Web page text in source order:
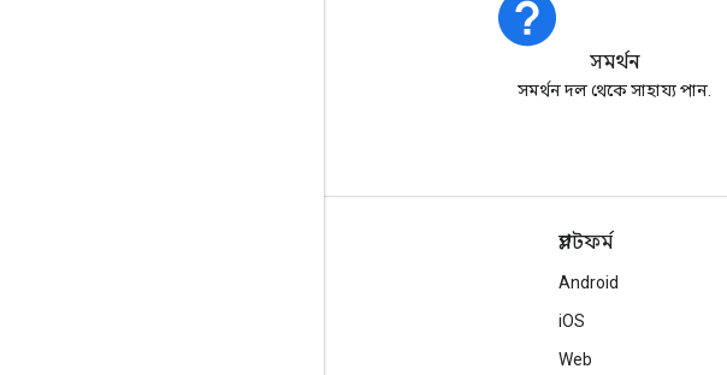
সমর্থন
সমর্থন দল থেকে সাহায্য পান.
প্ল্যাটফর্ম
Android
iOS
Web